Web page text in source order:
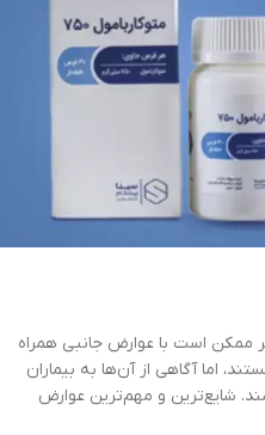
ممکن است با عوارض جانبی همراه
اما آگاهی از آن‌ها به بیماران
شایع‌ترین و مهم‌ترین عوارض